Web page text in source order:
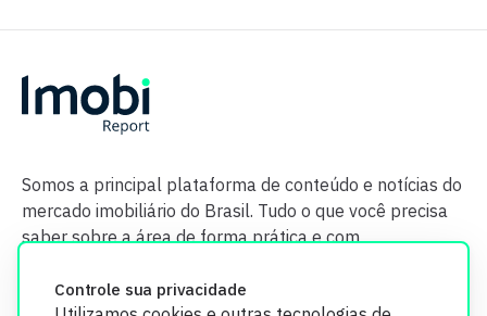
Controle sua privacidade
Somos a principal plataforma de conteúdo e notícias do
mercado imobiliário do Brasil. Tudo o que você precisa
saber sobre a área de forma prática e com